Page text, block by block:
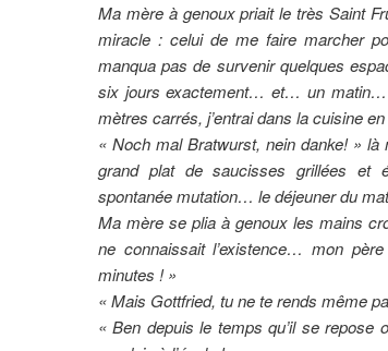
Ma mère à genoux priait le très Saint
miracle : celui de me faire marcher
manqua pas de survenir quelques
six jours exactement… et… un matin…
mètres carrés, j’entrai dans la cuisine
« Noch malBratwurst, nein danke!» là
grand plat de saucisses grillées et
spontanée mutation… le déjeuner du
Ma mère se plia à genoux les mains
ne connaissait l’existence… mon
minutes ! »
« Mais Gottfried, tu ne te rends même
« Ben depuis le temps qu’il se